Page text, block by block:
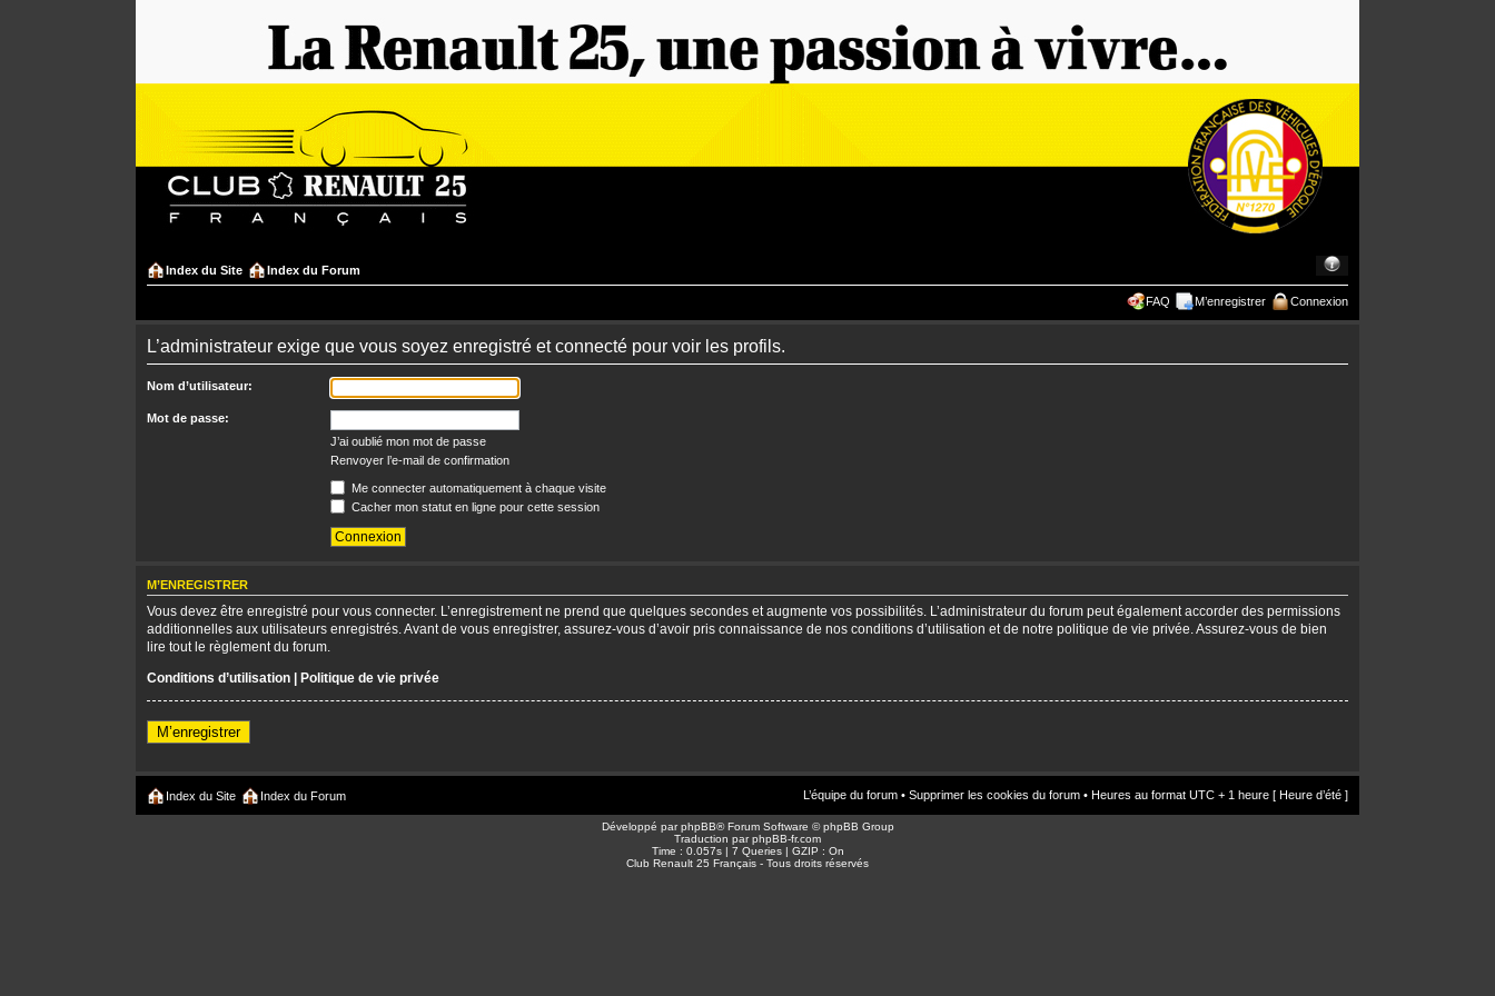
Index du Site Index du Forum
FAQ M’enregistrer Connexion
L’administrateur exige que vous soyez enregistré et connecté pour voir les profils.
Nom d’utilisateur:
Mot de passe:
J’ai oublié mon mot de passe
Renvoyer l’e-mail de confirmation
Me connecter automatiquement à chaque visite
Cacher mon statut en ligne pour cette session
M’ENREGISTRER
Vous devez être enregistré pour vous connecter. L’enregistrement ne prend que quelques secondes et augmente vos possibilités. L’administrateur du forum peut également accorder des permissions
additionnelles aux utilisateurs enregistrés. Avant de vous enregistrer, assurez-vous d’avoir pris connaissance de nos conditions d’utilisation et de notre politique de vie privée. Assurez-vous de bien
lire tout le règlement du forum.
Conditions d’utilisation | Politique de vie privée
M’enregistrer
Index du Site Index du Forum L’équipe du forum • Supprimer les cookies du forum • Heures au format UTC + 1 heure [ Heure d’été ]
Développé parphpBB® Forum Software © phpBB Group
Traduction parphpBB-fr.com
Time : 0.057s | 7 Queries | GZIP : On
Club Renault 25 Français - Tous droits réservés